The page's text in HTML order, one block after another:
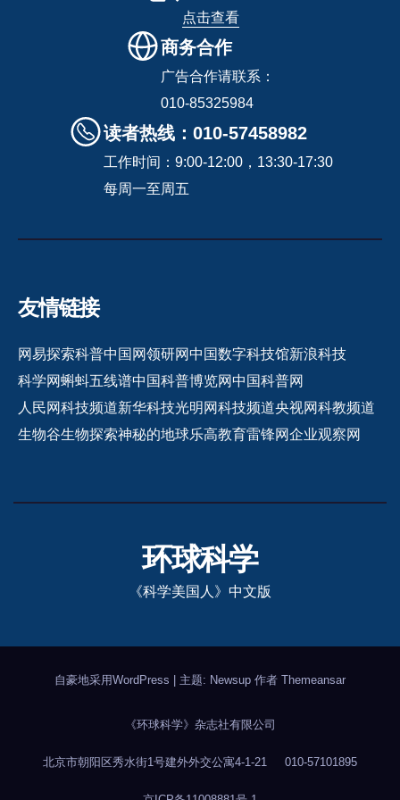
点击查看
商务合作
广告合作请联系：
010-85325984
读者热线：010-57458982
工作时间：9:00-12:00，13:30-17:30
每周一至周五
友情链接
网易探索科普中国网领研网中国数字科技馆新浪科技
科学网蝌蚪五线谱中国科普博览网中国科普网
人民网科技频道新华科技光明网科技频道央视网科教频道
生物谷生物探索神秘的地球乐高教育雷锋网企业观察网
环球科学
《科学美国人》中文版
自豪地采用WordPress 主题: Newsup 作者 Themeansar
《环球科学》杂志社有限公司
北京市朝阳区秀水街1号建外外交公寓4-1-21 010-57101895